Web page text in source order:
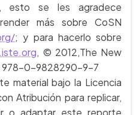
esto se les agradece
más sobre CoSN
; y para hacerlo sobre
, © 2012,The New
978-0-9828290-9-7
material bajo la Licencia
Atribución para replicar,